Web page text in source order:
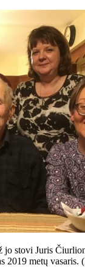
stovi Juris
2019 metų vasaris.